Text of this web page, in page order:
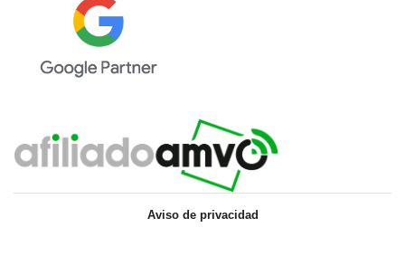
Aviso de privacidad